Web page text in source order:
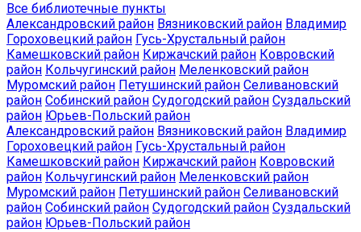
Все библиотечные пункты
Александровский район Вязниковский район Владимир
Гороховецкий район Гусь-Хрустальный район
Камешковский район Киржачский район Ковровский
район Кольчугинский район Меленковский район
Муромский район Петушинский район Селивановский
район Собинский район Судогодский район Суздальский
район Юрьев-Польский район
Александровский район Вязниковский район Владимир
Гороховецкий район Гусь-Хрустальный район
Камешковский район Киржачский район Ковровский
район Кольчугинский район Меленковский район
Муромский район Петушинский район Селивановский
район Собинский район Судогодский район Суздальский
район Юрьев-Польский район